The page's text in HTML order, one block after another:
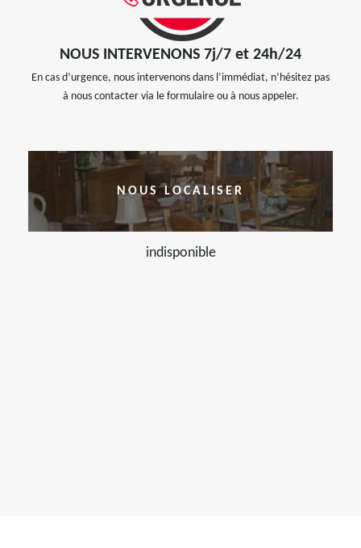
NOUS INTERVENONS 7j/7 et 24h/24
En cas d’urgence, nous intervenons dans l’immédiat, n’hésitez pas
à nous contacter via le formulaire ou à nous appeler.
NOUS LOCALISER
indisponible